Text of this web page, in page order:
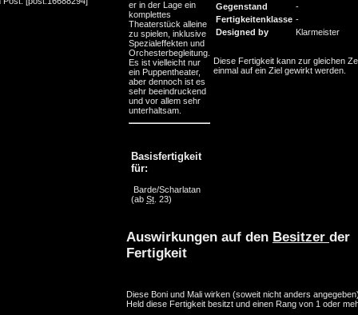
er in der Lage ein
komplettes
Theaterstück alleine
zu spielen, inklusive
Spezialeffekten und
Orchesterbegleitung.
Es ist vielleicht nur
ein Puppentheater,
aber dennoch ist es
sehr beeindruckend
und vor allem sehr
unterhaltsam.
Basisfertigkeit
für:
Barde/Scharlatan
(ab St . 23)
Gegenstand
-
Fertigkeitenklasse -
Designed by
Klarmeister
Diese Fertigkeit kann zur gleichen
einmal auf ein Ziel gewirkt werden.
Auswirkungen auf den Besitzer der
Fertigkeit
Diese Boni und Mali wirken (soweit nicht anders
Held diese Fertigkeit besitzt und einen Rang von 1 oder